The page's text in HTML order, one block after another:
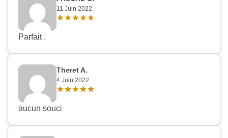
11 Juin 2022
Parfait .
Theret A.
4 Juin 2022
aucun souci